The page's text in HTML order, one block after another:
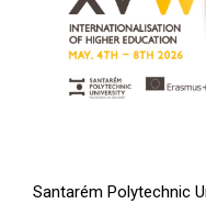
Santarém Polytechnic